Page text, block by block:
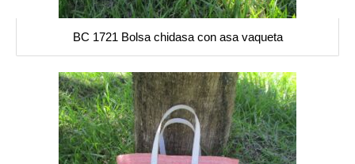
BC 1721 Bolsa chidasa con asa vaqueta